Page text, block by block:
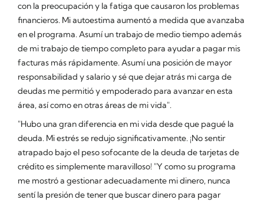
con la preocupación y la fatiga que causaron los problemas
financieros. Mi autoestima aumentó a medida que avanzaba
en el programa. Asumí un trabajo de medio tiempo además
de mi trabajo de tiempo completo para ayudar a pagar mis
facturas más rápidamente. Asumí una posición de mayor
responsabilidad y salario y sé que dejar atrás mi carga de
deudas me permitió y empoderado para avanzar en esta
área, así como en otras áreas de mi vida".
"Hubo una gran diferencia en mi vida desde que pagué la
deuda. Mi estrés se redujo significativamente. ¡No sentir
atrapado bajo el peso sofocante de la deuda de tarjetas de
crédito es simplemente maravilloso! "Y como su programa
me mostró a gestionar adecuadamente mi dinero, nunca
sentí la presión de tener que buscar dinero para pagar